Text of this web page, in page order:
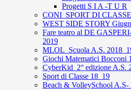
Progetti S I A -T U R
CONI_SPORT DI
WEST SIDE STORY
Fare teatro al DE
2019
MLOL_Scuola A.S.
Giochi Matematici Bocconi
CyberKid_2° edizione A.S.
Sport di Classe 18_19
Beach & VolleySchool A.S-